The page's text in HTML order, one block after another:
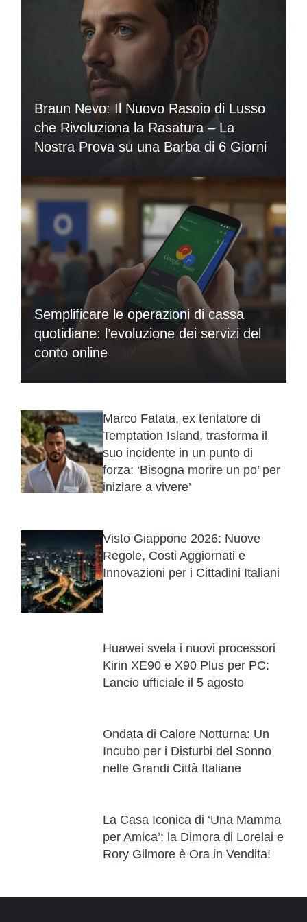
Braun Nevo: Il Nuovo Rasoio di Lusso
che Rivoluziona la Rasatura – La
Nostra Prova su una Barba di 6 Giorni
Semplificare le operazioni di cassa
quotidiane: l’evoluzione dei servizi del
conto online
Marco Fatata, ex tentatore di
Temptation Island, trasforma il
suo incidente in un punto di
forza: ‘Bisogna morire un po’ per
iniziare a vivere’
Visto Giappone 2026: Nuove
Regole, Costi Aggiornati e
Innovazioni per i Cittadini Italiani
Huawei svela i nuovi processori
Kirin XE90 e X90 Plus per PC:
Lancio ufficiale il 5 agosto
Ondata di Calore Notturna: Un
Incubo per i Disturbi del Sonno
nelle Grandi Città Italiane
La Casa Iconica di ‘Una Mamma
per Amica’: la Dimora di Lorelai e
Rory Gilmore è Ora in Vendita!